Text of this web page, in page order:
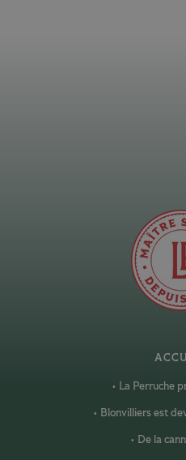
La Perruche
Blonvilliers est
De la